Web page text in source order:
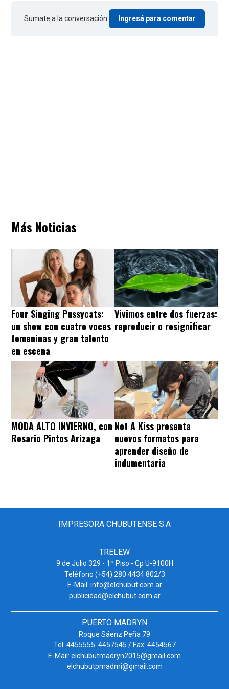
Sumate a la conversación. Ingresá para comentar
Más Noticias
Four Singing Pussycats:
un show con cuatro voces
femeninas y gran talento
en escena
Vivimos entre dos fuerzas:
reproducir o resignificar
MODA ALTO INVIERNO, con
Rosario Pintos Arizaga
Not A Kiss presenta
nuevos formatos para
aprender diseño de
indumentaria
IMPRESORA CHUBUTENSE S.A
TRELEW
9 de Julio 329 - 1º Piso - Cp U-9100H
Teléfono (+54) 280 4434 802/3
E-Mail: info@elchubut.com.ar
publicidad@elchubut.com.ar
PUERTO MADRYN
Roque Sáenz Peña 79
Tel: 4455555. 4457545 / Fax: 4454567
E-Mail: elchubutmadryn2015@gmail.com
elchubutpmadmi@gmail.com